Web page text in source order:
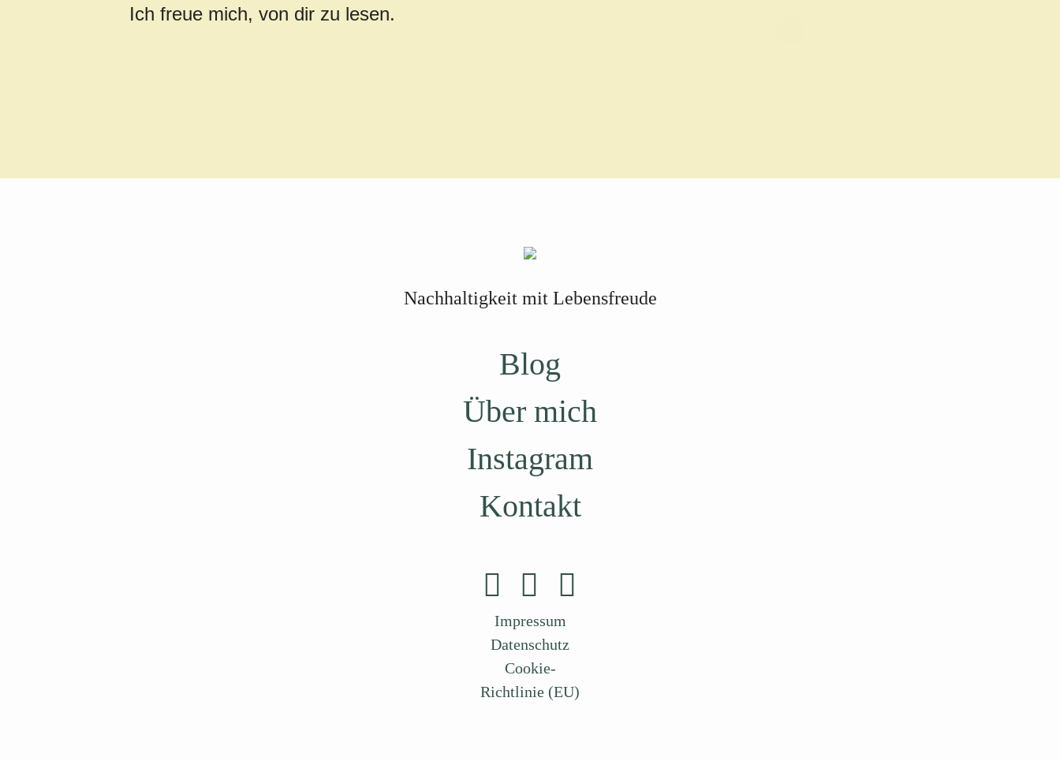
Ich freue mich, von dir zu lesen.
Nachhaltigkeit mit Lebensfreude
Blog
Über mich
Instagram
Kontakt
Impressum
Datenschutz
Cookie-
Richtlinie (EU)